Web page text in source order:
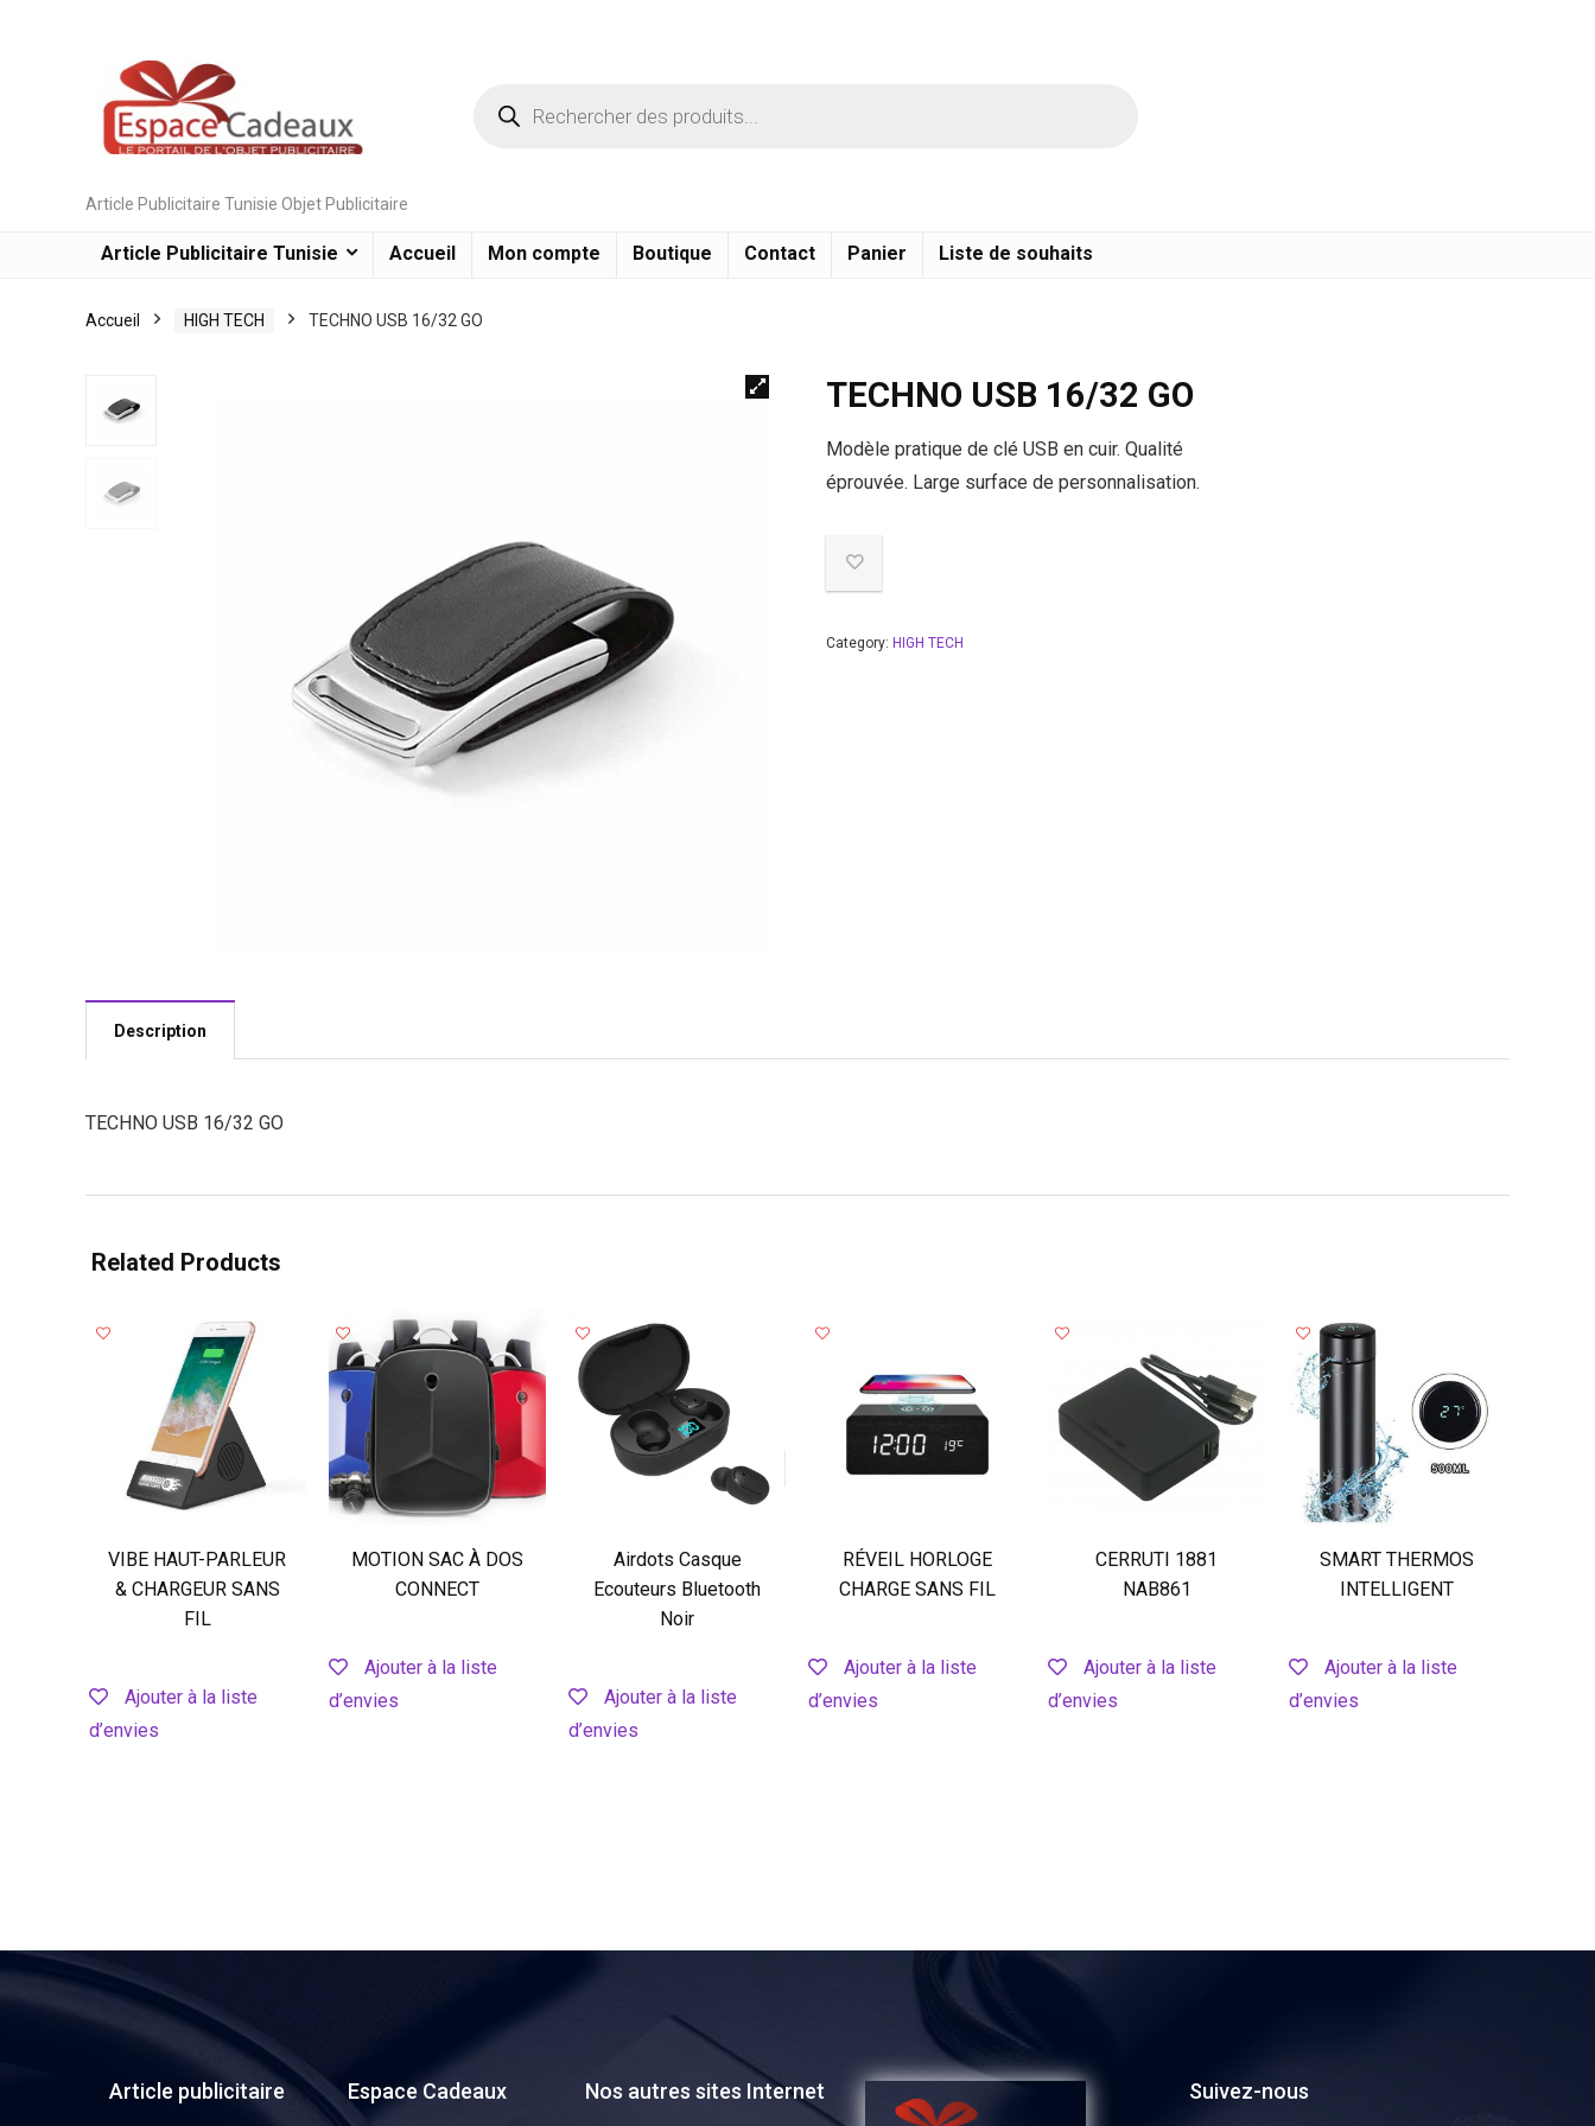
Article Publicitaire Tunisie Objet Publicitaire
Article Publicitaire Tunisie Accueil Mon compte Boutique Contact Panier Liste de souhaits
Accueil HIGH TECH TECHNO USB 16/32 GO
TECHNO USB 16/32 GO
Modèle pratique de clé USB en cuir. Qualité
éprouvée. Large surface de personnalisation.
Category: HIGH TECH
Description
TECHNO USB 16/32 GO
Related Products
VIBE HAUT-PARLEUR
& CHARGEUR SANS
FIL
Ajouter à la liste
d’envies
MOTION SAC À DOS
CONNECT
Ajouter à la liste
d’envies
Airdots Casque
Ecouteurs Bluetooth
Noir
Ajouter à la liste
d’envies
RÉVEIL HORLOGE
CHARGE SANS FIL
Ajouter à la liste
d’envies
CERRUTI 1881
NAB861
Ajouter à la liste
d’envies
SMART THERMOS
INTELLIGENT
Ajouter à la liste
d’envies
Article publicitaire Espace Cadeaux Nos autres sites Internet Suivez-nous